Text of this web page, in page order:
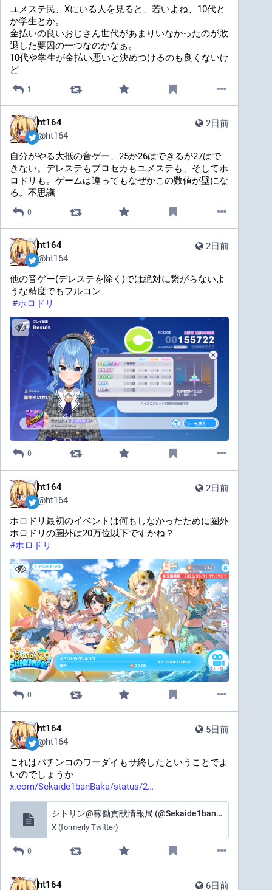
ユメステ民、Xにいる人を見ると、若いよね、10代と
か学生とか。
金払いの良いおじさん世代があまりいなかったのが敗
退した要因の一つなのかなぁ。
10代や学生が金払い悪いと決めつけるのも良くないけ
ど
1
2日前
ht164
@ht164
自分がやる大抵の音ゲー、25か26はできるが27はで
きない。デレステもプロセカもユメステも、そしてホ
ロドリも。ゲームは違ってもなぜかこの数値が壁にな
る。不思議
0
2日前
ht164
@ht164
他の音ゲー(デレステを除く)では絶対に繋がらないよ
うな精度でもフルコン
#ホロドリ
0
2日前
ht164
@ht164
ホロドリ最初のイベントは何もしなかったために圏外
ホロドリの圏外は20万位以下ですかね？
#ホロドリ
0
5日前
ht164
@ht164
これはパチンコのワーダイもサ終したということでよ
いのでしょうか
x.com/Sekaide1banBaka/status/2
シトリン@稼働貢献情報局 (@Sekaide1banBaka) on X
X (formerly Twitter)
0
6日前
ht164